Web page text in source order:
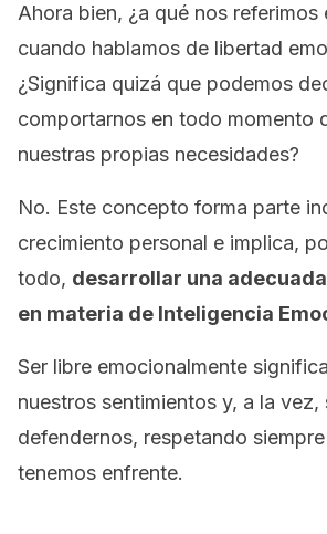
Ahora bien, ¿a qué nos referimos
cuando hablamos de libertad
¿Significa quizá que podemos
comportarnos en todo momento
nuestras propias necesidades?
No. Este concepto forma parte
crecimiento personal e implica,
todo, desarrollar una
en materia de Inteligencia
Ser libre emocionalmente
nuestros sentimientos y, a la vez,
defendernos, respetando
tenemos enfrente.